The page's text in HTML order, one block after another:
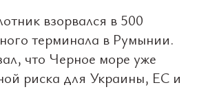
взорвался в 500
терминала в Румынии.
что Черное море уже
риска для Украины, ЕС и